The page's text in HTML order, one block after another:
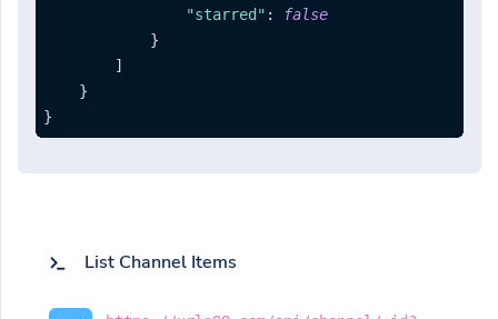
"starred" :
false
}
]
}
}
List Channel Items